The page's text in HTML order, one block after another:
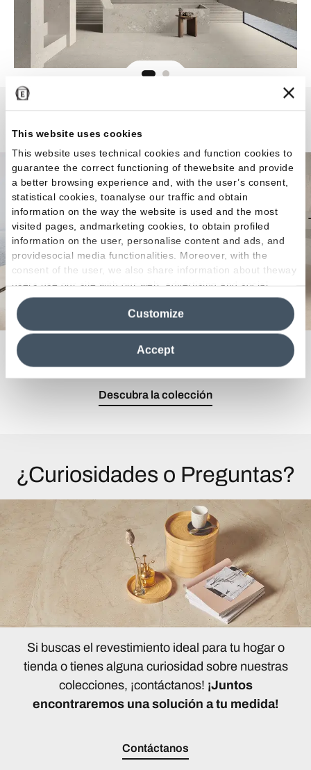
This website uses cookies
This website uses technical cookies and function cookies to
guarantee the correct functioning of thewebsite and provide
a better browsing experience and, with the user’s consent,
statistical cookies, toanalyse our traffic and obtain
information on the way the website is used and the most
visited pages, andmarketing cookies, to obtain profiled
information on the user, personalise content and ads, and
providesocial media functionalities. Moreover, with the
consent of the user, we also share information about theway
users use our site with our web, advertising and social
media analytics partners, who may combine itwith other
information in their possession. By closing this banner,
clicking on "Reject", it will be possible tocontinue browsing
the site after installing only technical cookies. For more
information see the
Cookie Policy
Accept
Customize
GemmaStone
Nada es excesivo. Todo está calibrado.
Descubra la colección
¿Curiosidades o Preguntas?
Si buscas el revestimiento ideal para tu hogar o
tienda o tienes alguna curiosidad sobre nuestras
colecciones, ¡contáctanos! ¡Juntos
encontraremos una solución a tu medida!
Contáctanos